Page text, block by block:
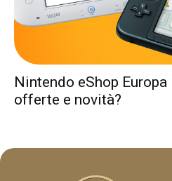
Nintendo eShop
offerte e novità?